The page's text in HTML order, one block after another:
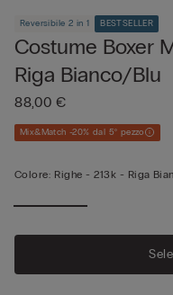
Reversibile 2 in 1 BESTSELLER
Costume Boxer
Riga Bianco/Blu
88,00 €
Mix&Match -20% dal 5° pezzo
Colore: Righe -213k - Riga